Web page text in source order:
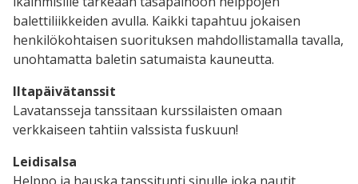
balettiliikkeiden avulla. Kaikki tapahtuu jokaisen
henkilökohtaisen suorituksen mahdollistamalla tavalla,
unohtamatta baletin satumaista kauneutta.
Iltapäivätanssit
Lavatansseja tanssitaan kurssilaisten omaan
verkkaiseen tahtiin valssista fuskuun!
Leidisalsa
Helppo ja hauska tanssitunti sinulle joka nautit